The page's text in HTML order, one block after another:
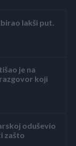
birao lakši put.
je na
koji
oduševio
zašto